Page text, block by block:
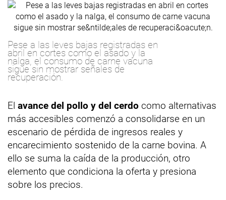
Pese a las leves bajas registradas en
abril en cortes como el asado y la
nalga, el consumo de carne vacuna
sigue sin mostrar señales de
recuperación.
El avance del pollo y del cerdo como alternativas
más accesibles comenzó a consolidarse en un
escenario de pérdida de ingresos reales y
encarecimiento sostenido de la carne bovina. A
ello se suma la caída de la producción, otro
elemento que condiciona la oferta y presiona
sobre los precios.